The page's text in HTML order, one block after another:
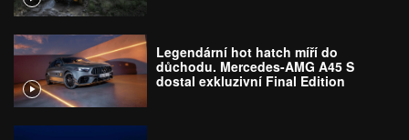
Legendární hot hatch míří do
důchodu. Mercedes-AMG A45 S
dostal exkluzivní Final Edition